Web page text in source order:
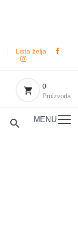
Lista želja
0
Proizvoda
MENU